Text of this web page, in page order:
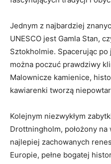
Jednym z ⁣najbardziej
⁢UNESCO jest⁣ Gamla​ Stan,
Sztokholmie. Spacerując
można poczuć prawdziwy
Malownicze ‍kamienice,
kawiarenki tworzą
Kolejnym⁢ niezwykłym
Drottningholm, położony
najlepiej zachowanych
Europie,⁤ pełne‍ bogatej